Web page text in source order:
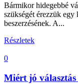
Bármikor hidegebbé
szükségét érezzük
beszerzésének. A...
Részletek
0
Miért jó választás